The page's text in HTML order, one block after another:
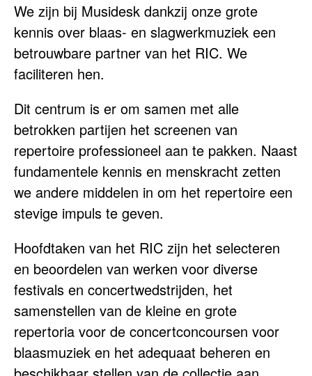
We zijn bij Musidesk dankzij onze grote
kennis over blaas- en slagwerkmuziek een
betrouwbare partner van het RIC. We
faciliteren hen.
Dit centrum is er om samen met alle
betrokken partijen het screenen van
repertoire professioneel aan te pakken. Naast
fundamentele kennis en menskracht zetten
we andere middelen in om het repertoire een
stevige impuls te geven.
Hoofdtaken van het RIC zijn het selecteren
en beoordelen van werken voor diverse
festivals en concertwedstrijden, het
samenstellen van de kleine en grote
repertoria voor de concertconcoursen voor
blaasmuziek en het adequaat beheren en